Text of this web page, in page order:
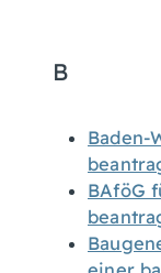
B
Baden-
BAföG